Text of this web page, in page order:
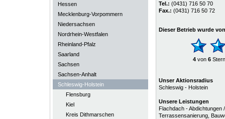
Hessen
Mecklenburg-Vorpommern
Niedersachsen
Nordrhein-Westfalen
Rheinland-Pfalz
Saarland
Sachsen
Sachsen-Anhalt
Schleswig-Holstein
Flensburg
Kiel
Kreis Dithmarschen
Tel.: (0431) 716 50 70
Fax.: (0431) 716 50 72
Dieser Betrieb wurde
4von 6
Unser Aktionsradius
Schleswig - Holstein
Unsere Leistungen
Flachdach - Abdichtungen
Terrassensanierung,